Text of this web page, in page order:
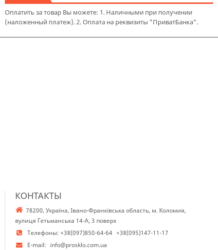
Оплатить за товар Вы можете: 1. Наличными при получении
(наложенный платеж). 2. Оплата на реквизиты "ПриватБанка".
КОНТАКТЫ
78200, Україна, Івано-Франківська область, м. Коломия,
вулиця Гетьманська 14-А, 3 поверх
Телефоны: +38(097)850-64-64 +38(095)147-11-17
E-mail: info@prosklo.com.ua